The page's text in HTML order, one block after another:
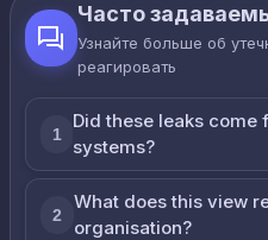
Часто
Узнайте больше об
реагировать
1
Did these leaks come
systems?
2
What does this view
organisation?